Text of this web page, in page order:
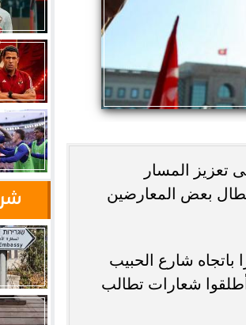
تعزيز المسار
بعض المعارضين
باتجاه شارع الحبيب
شعارات تطالب